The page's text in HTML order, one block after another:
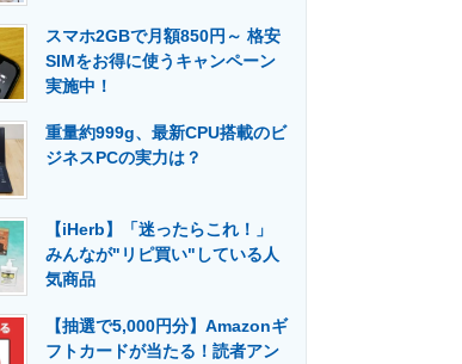
建設×テクノロジーの最前線
スマホ2GBで月額850円～ 格安
SIMをお得に使うキャンペーン
実施中！
重量約999g、最新CPU搭載のビ
ジネスPCの実力は？
【iHerb】「迷ったらこれ！」
みんなが"リピ買い"している人
気商品
【抽選で5,000円分】Amazonギ
フトカードが当たる！読者アン